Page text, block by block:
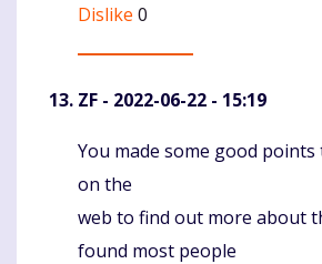
Dislike 0
ZF - 2022-06-22 - 15:19
Komentaras
You made some good points
on the
web to find out more about
found most people